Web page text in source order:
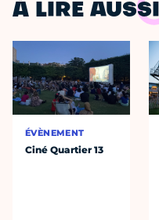
À LIRE AUSSI
ÉVÈNEMENT
Ciné Quartier 13